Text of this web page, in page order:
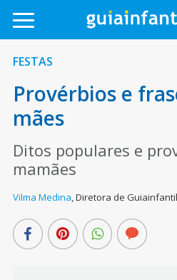
FESTAS
Provérbios e
mães
Ditos populares e
mamães
Vilma Medina,Diretora de